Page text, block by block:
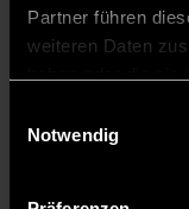
Partner führen
weiteren Daten
Notwendig
Auf Facebook